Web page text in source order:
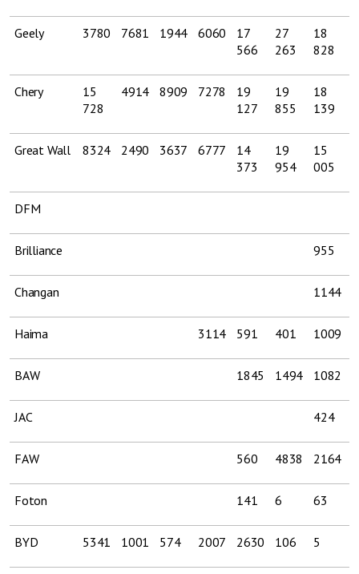
Geely 3780 7681 1944 6060
17
566
27
263
18
828
Chery
15
728
4914 8909 7278
19
127
19
855
18
139
Great Wall 8324 2490 3637 6777
14
373
19
954
15
005
DFM
Brilliance 955
Changan 1144
Haima 3114 591 401 1009
BAW 1845 1494 1082
JAC 424
FAW 560 4838 2164
Foton 141 6 63
BYD 5341 1001 574 2007 2630 106 5